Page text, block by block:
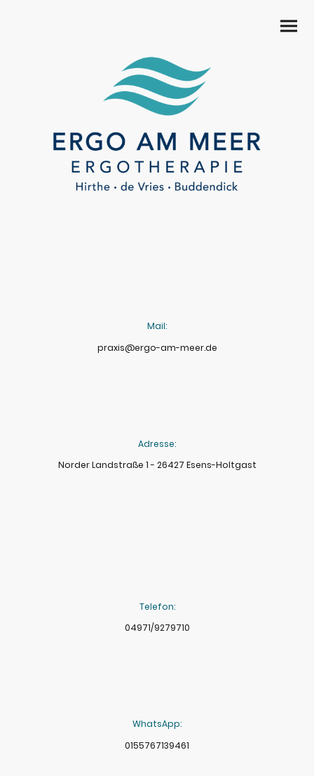
Mail:
praxis@ergo-am-meer.de
Adresse:
Norder Landstraße 1 - 26427 Esens-Holtgast
Telefon:
04971/9279710
WhatsApp:
0155767139461